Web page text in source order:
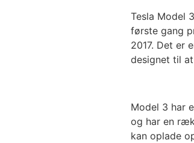
Tesla Model
første gang
2017. Det er
designet til
Model 3 har
og har en
kan oplade